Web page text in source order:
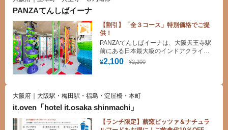
PANZAてんしばイーナ
【割引】「全３コース」特別価格でご提
供！
¥2,100 ¥2,200
PANZAてんしばイーナは、大阪天王寺駅
前にある日本最大級のインドアクライミ
ング＆アドベンチャーパークです。日本
最大数を誇るインドアクライミング
た新感覚ジャングルジムなどが体験でき
るアドベンチャーパーク 『sorarun!(ソラ
ルン！) 』があります。
大阪府｜大阪駅・梅田駅・福島・淀屋橋・本町
it.oven「hotel it.osaka shinmachi」
【ランチ限定】薪窯ピッツァ＆ナチュラ